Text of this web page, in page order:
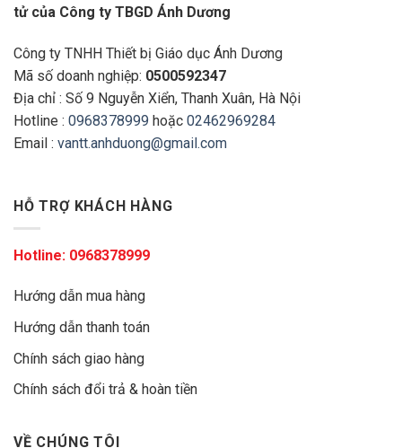
tử của Công ty TBGD Ánh Dương
Công ty TNHH Thiết bị Giáo dục Ánh Dương
Mã số doanh nghiệp: 0500592347
Địa chỉ : Số 9 Nguyễn Xiển, Thanh Xuân, Hà Nội
Hotline : 0968378999 hoặc 02462969284
Email : vantt.anhduong@gmail.com
HỖ TRỢ KHÁCH HÀNG
Hotline: 0968378999
Hướng dẫn mua hàng
Hướng dẫn thanh toán
Chính sách giao hàng
Chính sách đổi trả & hoàn tiền
VỀ CHÚNG TÔI